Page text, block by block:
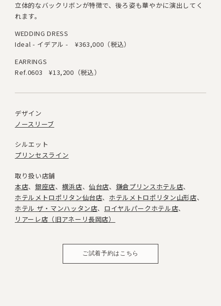
立体的なバックリボンが特徴で、後ろ姿も華やかに演出してく
れます。
WEDDING DRESS
Ideal - イデアル -
¥363,000（税込）
EARRINGS
Ref.0603
¥13,200（税込）
デザイン
ノースリーブ
シルエット
プリンセスライン
取り扱い店舗
本店
銀座店 横浜店 仙台店
鎌倉プリンスホテル店
ホテルメトロポリタン仙台店
ホテルメトロポリタン山形店
ホテル ザ・マンハッタン店
ロイヤルパークホテル店
リアーレ店（旧アネーリ長岡店）
ご試着予約はこちら